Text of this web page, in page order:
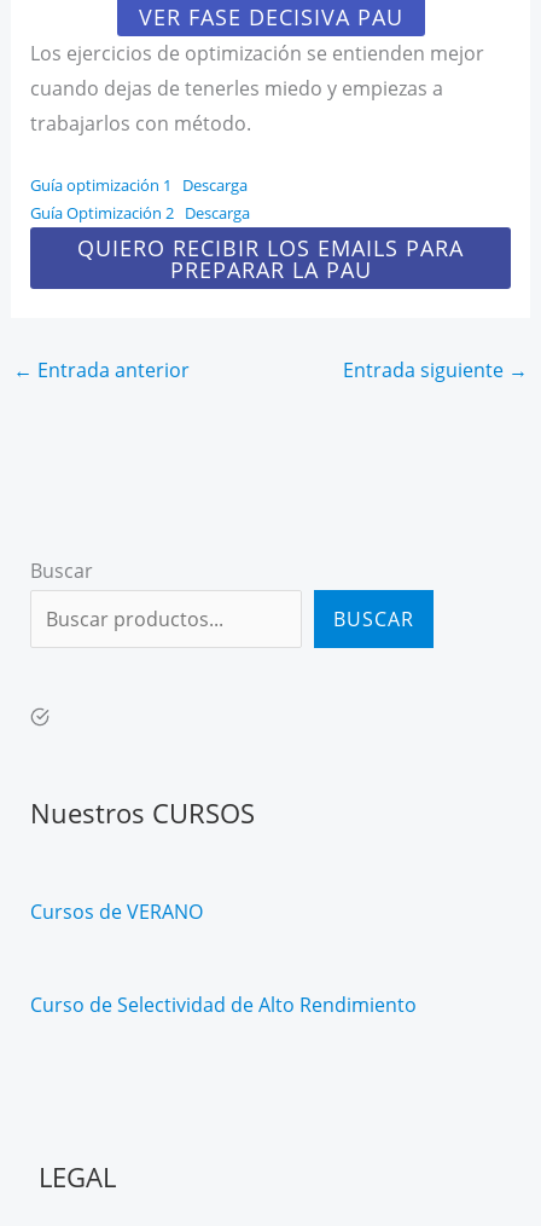
VER FASE DECISIVA PAU
Los ejercicios de optimización se entienden mejor
cuando dejas de tenerles miedo y empiezas a
trabajarlos con método.
Guía optimización 1
Descarga
Guía Optimización 2 Descarga
QUIERO RECIBIR LOS EMAILS PARA
PREPARAR LA PAU
← Entrada anterior Entrada siguiente →
Buscar
BUSCAR
Nuestros CURSOS
Cursos de VERANO
Curso de Selectividad de Alto Rendimiento
LEGAL